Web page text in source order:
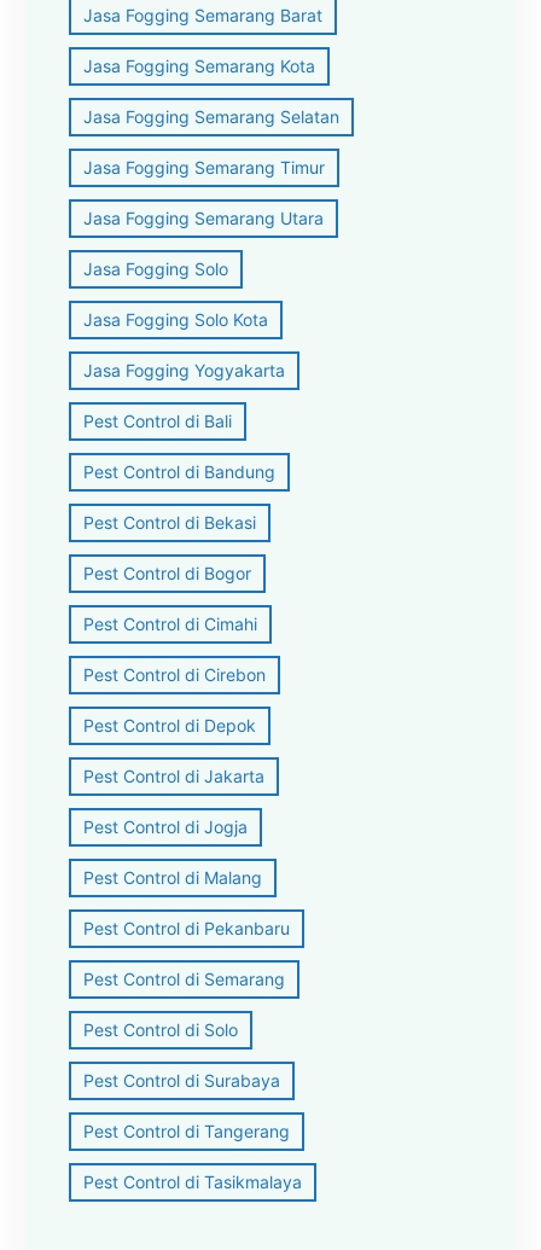
Jasa Fogging Semarang Barat
Jasa Fogging Semarang Kota
Jasa Fogging Semarang Selatan
Jasa Fogging Semarang Timur
Jasa Fogging Semarang Utara
Jasa Fogging Solo
Jasa Fogging Solo Kota
Jasa Fogging Yogyakarta
Pest Control di Bali
Pest Control di Bandung
Pest Control di Bekasi
Pest Control di Bogor
Pest Control di Cimahi
Pest Control di Cirebon
Pest Control di Depok
Pest Control di Jakarta
Pest Control di Jogja
Pest Control di Malang
Pest Control di Pekanbaru
Pest Control di Semarang
Pest Control di Solo
Pest Control di Surabaya
Pest Control di Tangerang
Pest Control di Tasikmalaya